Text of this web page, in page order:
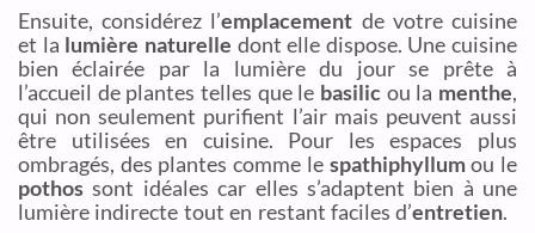
Ensuite, considérez l’emplacement de votre cuisine
et la lumière naturelle dont elle dispose. Une cuisine
bien éclairée par la lumière du jour se prête à
l’accueil de plantes telles que le basilic ou la menthe,
qui non seulement purifient l’air mais peuvent aussi
être utilisées en cuisine. Pour les espaces plus
ombragés, des plantes comme le spathiphyllumou le
pothos sont idéales car elles s’adaptent bien à une
lumière indirecte tout en restant faciles d’entretien.